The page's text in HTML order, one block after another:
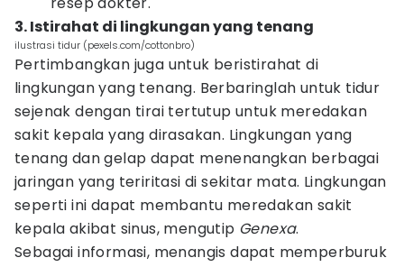
3. Istirahat di lingkungan yang tenang
ilustrasi tidur (pexels.com/cottonbro)
Pertimbangkan juga untuk beristirahat di
lingkungan yang tenang. Berbaringlah untuk tidur
sejenak dengan tirai tertutup untuk meredakan
sakit kepala yang dirasakan. Lingkungan yang
tenang dan gelap dapat menenangkan berbagai
jaringan yang teriritasi di sekitar mata. Lingkungan
seperti ini dapat membantu meredakan sakit
kepala akibat sinus, mengutip Genexa.
Sebagai informasi, menangis dapat memperburuk